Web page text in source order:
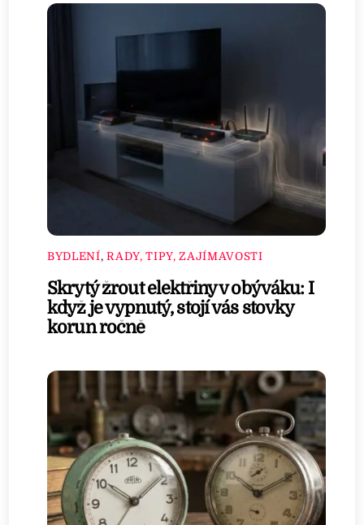
BYDLENÍ,RADY, TIPY, ZAJÍMAVOSTI
Skrytý žrout elektřiny v obýváku: I
když je vypnutý, stojí vás stovky
korun ročně